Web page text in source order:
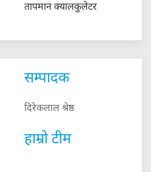
तापमान क्यालकुलेटर
सम्पादक
दिरेकलाल श्रेष्ठ
हाम्रो टीम